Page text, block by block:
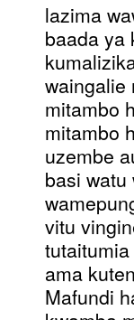
lazima
baada ya
waingalie
mitambo
mitambo
uzembe
basi watu
vitu
ama
Mafundi